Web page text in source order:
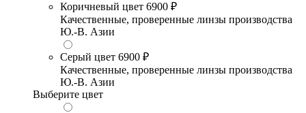
Коричневый цвет 6900 ₽
Качественные, проверенные линзы производства
Ю.-В. Азии
Серый цвет 6900 ₽
Качественные, проверенные линзы производства
Ю.-В. Азии
Выберите цвет